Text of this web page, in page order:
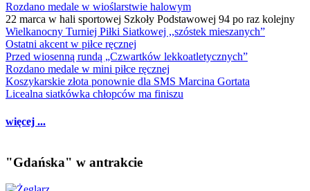
Rozdano medale w wioślarstwie halowym
22 marca w hali sportowej Szkoły Podstawowej 94 po raz kolejny
Wielkanocny Turniej Piłki Siatkowej ,,szóstek mieszanych”
Ostatni akcent w piłce ręcznej
Przed wiosenną rundą „Czwartków lekkoatletycznych”
Rozdano medale w mini piłce ręcznej
Koszykarskie złota ponownie dla SMS Marcina Gortata
Licealna siatkówka chłopców ma finiszu
więcej ...
"Gdańska" w antrakcie